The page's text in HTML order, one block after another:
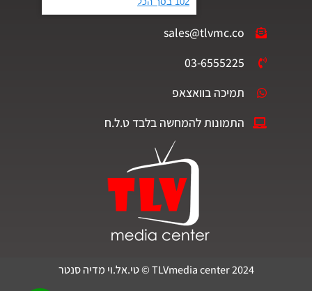
sales@tlvmc.co
03-6555225
תמיכה בוואצאפ
התמונות להמחשה בלבד ט.ל.ח
TLVmedia center 2024 © טי.אל.וי מדיה סנטר